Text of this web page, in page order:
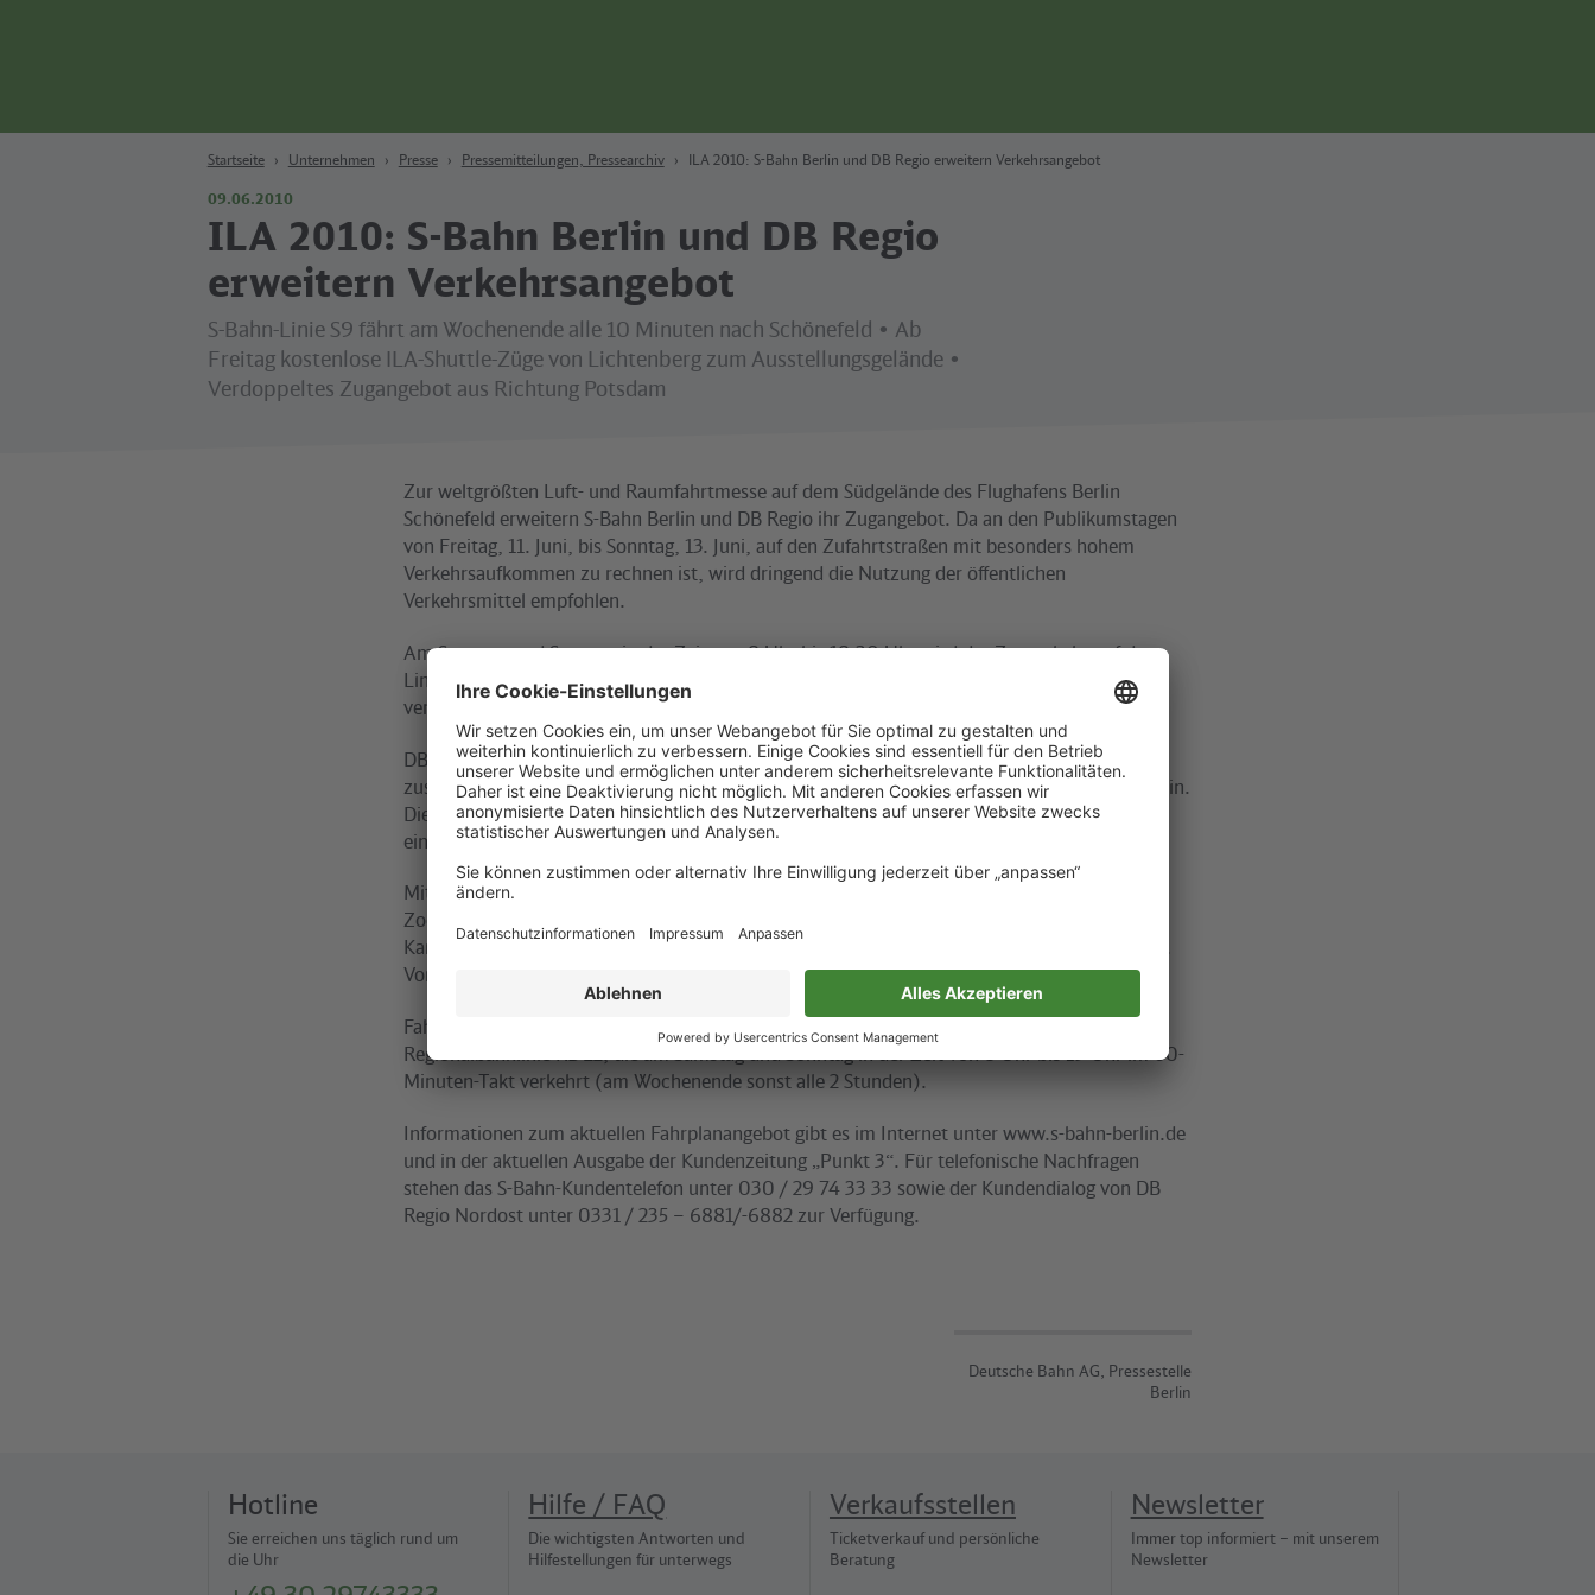
Startseite Unternehmen Presse Pressemitteilungen, Pressearchiv ILA 2010: S-Bahn Berlin und DB Regio erweitern Verkehrsangebot
09.06.2010
ILA 2010: S-Bahn Berlin und DB Regio
erweitern Verkehrsangebot
S-Bahn-Linie S9 fährt am Wochenende alle 10 Minuten nach Schönefeld • Ab
Freitag kostenlose ILA-Shuttle-Züge von Lichtenberg zum Ausstellungsgelände •
Verdoppeltes Zugangebot aus Richtung Potsdam
Zur weltgrößten Luft- und Raumfahrtmesse auf dem Südgelände des Flughafens Berlin
Schönefeld erweitern S-Bahn Berlin und DB Regio ihr Zugangebot. Da an den Publikumstagen
von Freitag, 11. Juni, bis Sonntag, 13. Juni, auf den Zufahrtstraßen mit besonders hohem
Verkehrsaufkommen zu rechnen ist, wird dringend die Nutzung der öffentlichen
Verkehrsmittel empfohlen.
Am Samstag und Sonntag in der Zeit von 8 Uhr bis 18.30 Uhr wird der Zugverkehr auf der
Linie S9 zwischen Treptower Park und Flughafen Schönefeld auf einen 10-Minuten-Takt
verdichtet. Von den Bahnhöfen Altglienicke und Schönefeld fahren Shuttle-Busse.
DB Regio richtet von Freitag bis Sonntag in der Zeit von 9 Uhr bis 19 Uhr eine kostenlose
zusätzliche Shuttle-Verbindung zwischen Berlin-Lichtenberg und dem Ausstellungsgelände ein.
Die Züge verkehren ohne Zwischenhalt im 30-Minuten-Abstand. Die Fahrzeit beträgt rund
eine halbe Stunde.
Mit den Regionalzügen der Linien RE 7 und RB 14 sind die Bahnhöfe Charlottenburg,
Zoologischer Garten, Hauptbahnhof, Friedrichstraße, Alexanderplatz, Ostbahnhof und
Karlshorst ebenfalls im 30-Minuten-Takt mit dem Bahnhof Flughafen Schönefeld verbunden.
Von dort fahren Shuttle-Busse.
Fahrgäste aus der brandenburgischen Landeshauptstadt fahren am besten mit der
Regionalbahnlinie RB 22, die am Samstag und Sonntag in der Zeit von 8 Uhr bis 19 Uhr im 60-
Minuten-Takt verkehrt (am Wochenende sonst alle 2 Stunden).
Informationen zum aktuellen Fahrplanangebot gibt es im Internet unter www.s-bahn-berlin.de
und in der aktuellen Ausgabe der Kundenzeitung „Punkt 3“. Für telefonische Nachfragen
stehen das S-Bahn-Kundentelefon unter 030 / 29 74 33 33 sowie der Kundendialog von DB
Regio Nordost unter 0331 / 235 – 6881/-6882 zur Verfügung.
Deutsche Bahn AG, Pressestelle
Berlin
Hotline
Sie erreichen uns täglich rund um
die Uhr
Hilfe / FAQ
Die wichtigsten Antworten und
Hilfestellungen für unterwegs
Verkaufsstellen
Ticketverkauf und persönliche
Beratung
Newsletter
Immer top informiert – mit unserem
Newsletter